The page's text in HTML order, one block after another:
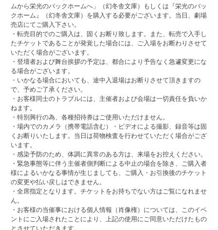
ムから栄光のバックホームへ」（幻冬舎文庫）もしくは『栄光のバッ
クホーム』（幻冬舎文庫）を購入する必要がございます。当日、劇場
売店にてご購入下さい。
・転売目的でのご購入は、固くお断り致します。また、転売で入手し
たチケットであることが発覚した場合には、ご入場をお断わりさせて
いただく場合がございます。
・登壇者および舞台挨拶の予定は、都合により予告なく急遽変更にな
る場合がございます。
・いかなる場合においても、途中入退場はお断りさせて頂きますの
で、予めご了承ください。
・お客様同士のトラブルには、主催者および会場は一切責任を負いか
ねます。
・特別興行の為、各種招待券はご使用いただけません。
・場内でのカメラ（携帯電話含む）・ビデオによる撮影、録音等は固
くお断りいたします。当日は荷物検査を行わせていただく場合がござ
います。
・感染予防のため、体調に異常のある方は、来場をお控えください。
・緊急事態等に伴う主催者側判断による中止の場合を除き、ご購入者
様によるいかなる事情が生じましても、ご購入・お引換後のチケット
の変更や払い戻しはできません。
・全席指定となります。チケットをお持ちでない方はご覧になれませ
ん。
・お客様の当催事における個人情報（肖像権）については、このイベ
ントにご入場されたことにより、上記の使用にご同意いただけたもの
とさせていただきます。